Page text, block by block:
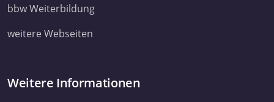
ihnen bereitgestellt haben oder die sie im Rahmen Ihrer
Cookies, wenn Sie unsere Webseite weiterhin nutzen.
bbw Weiterbildung
weitere Webseiten
Weitere Informationen